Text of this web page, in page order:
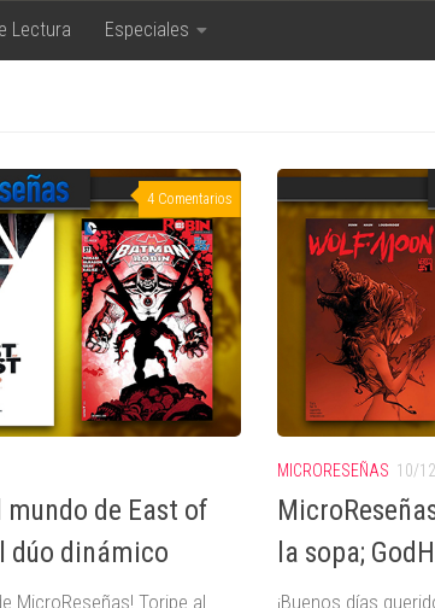
Lectura Especiales
4 Comentarios
mundo de East of
dúo dinámico
MicroReseñas! Toripe al
MICRORESEÑAS 10/
la sopa;
¡Buenos días